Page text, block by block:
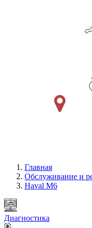
Главная
Обслуживание и
Haval M6
Диагностика